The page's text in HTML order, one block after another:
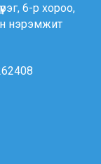
6-р хороо,
нэрэмжит